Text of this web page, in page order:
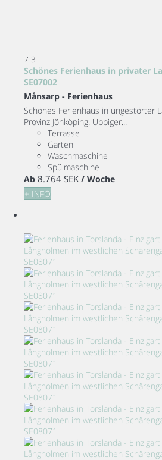
7 3
Schönes Ferienhaus in privater
SE07002
Månsarp - Ferienhaus
Schönes Ferienhaus in ungestörter
Provinz Jönköping. Üppiger...
Terrasse
Garten
Waschmaschine
Spülmaschine
Ab 8.764 SEK / Woche
+ INFO